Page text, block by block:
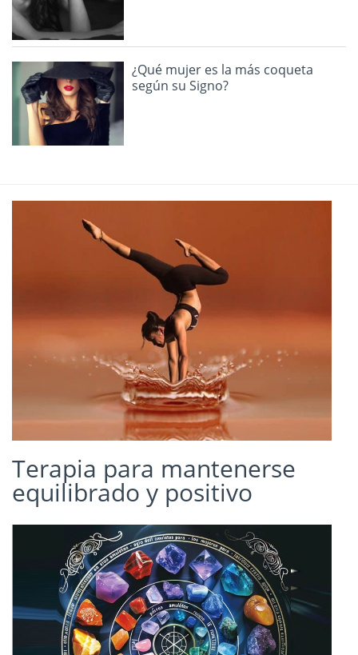
¿Qué mujer es la más coqueta
según su Signo?
Terapia para mantenerse
equilibrado y positivo